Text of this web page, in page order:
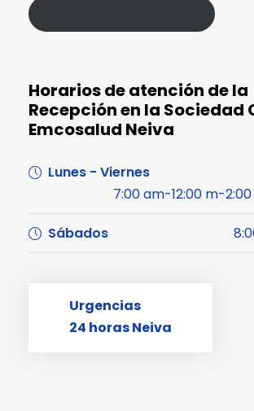
Horarios de atención de la
Recepción en la Sociedad
Emcosalud Neiva
Lunes - Viernes
7:00 am-12:00 m-
Sábados
Urgencias
24 horas Neiva